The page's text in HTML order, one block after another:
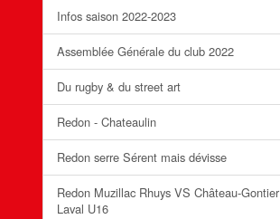
Infos saison 2022-2023
Assemblée Générale du club 2022
Du rugby & du street art
Redon - Chateaulin
Redon serre Sérent mais dévisse
Redon Muzillac Rhuys VS Château-Gontier
Laval U16